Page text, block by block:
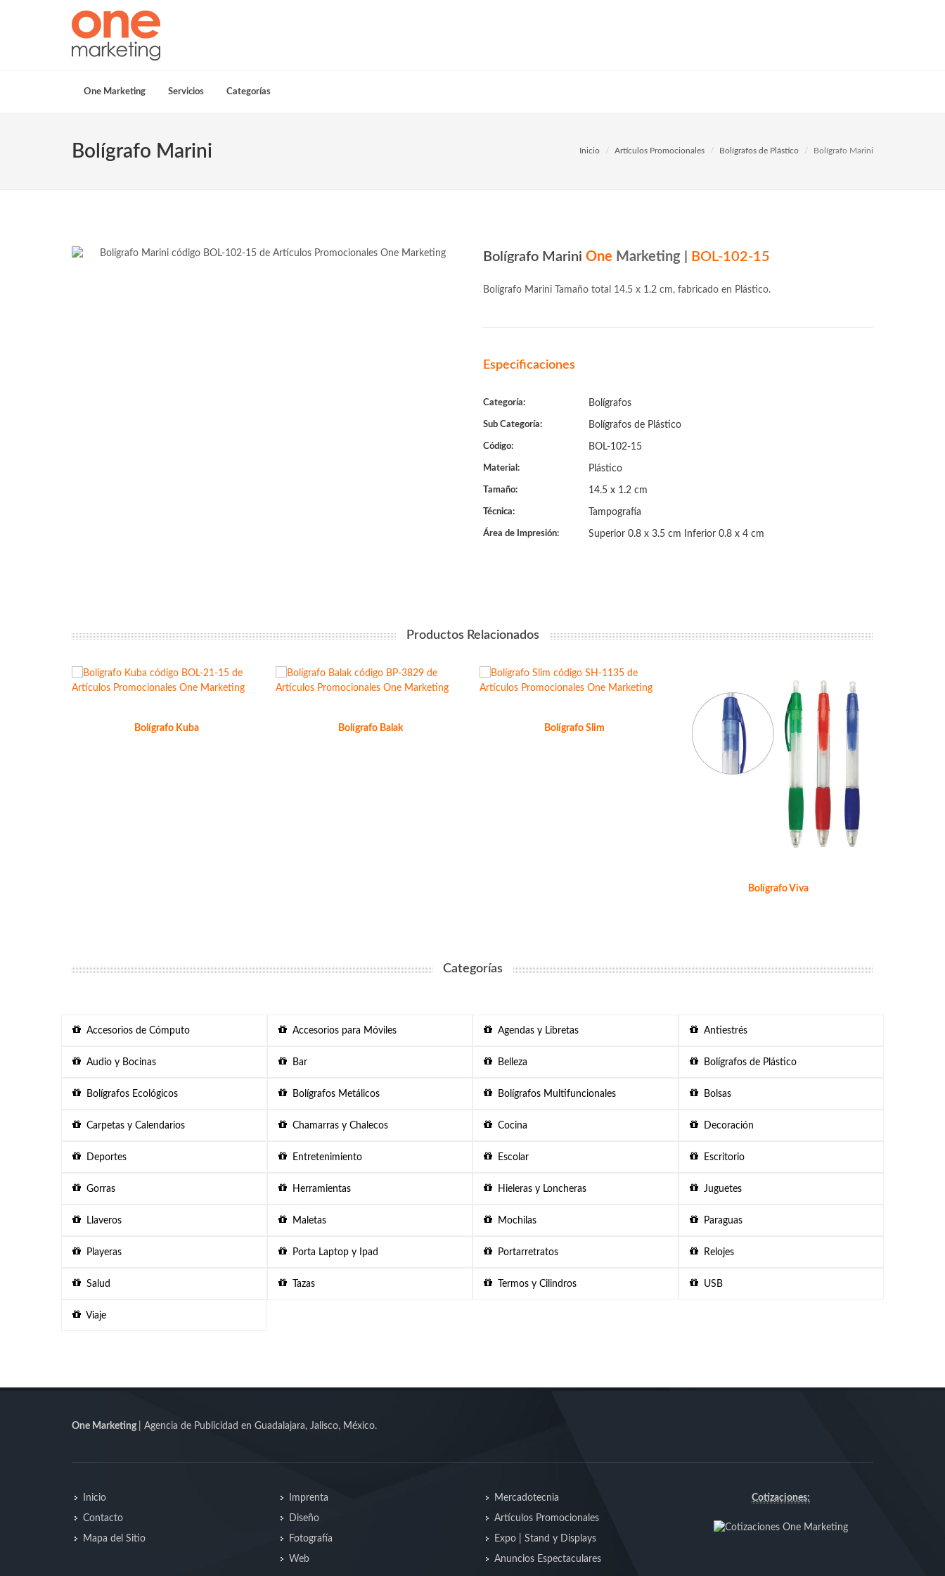
One Marketing Servicios Categorías
Bolígrafo Marini Inicio Artículos Promocionales Bolígrafos de Plástico Bolígrafo Marini
Bolígrafo Marini One Marketing BOL-102-15
Bolígrafo Marini Tamaño total 14.5 x 1.2 cm, fabricado en Plástico.
Especificaciones
Categoría: Bolígrafos
Sub Categoría: Bolígrafos de Plástico
Código: BOL-102-15
Material: Plástico
Tamaño: 14.5 x 1.2 cm
Técnica: Tampografía
Área de Impresión: Superior 0.8 x 3.5 cm Inferior 0.8 x 4 cm
Productos Relacionados
Bolígrafo Kuba Bolígrafo Balak Bolígrafo Slim
Bolígrafo Viva
Categorías
Accesorios de Cómputo Accesorios para Móviles Agendas y Libretas Antiestrés
Audio y Bocinas Bar Belleza Bolígrafos de Plástico
Bolígrafos Ecológicos Bolígrafos Metálicos Bolígrafos Multifuncionales Bolsas
Carpetas y Calendarios Chamarras y Chalecos Cocina Decoración
Deportes Entretenimiento Escolar Escritorio
Gorras Herramientas Hieleras y Loncheras Juguetes
Llaveros Maletas Mochilas Paraguas
Playeras Porta Laptop y Ipad Portarretratos Relojes
Salud Tazas Termos y Cilindros USB
Viaje
One Marketing | Agencia de Publicidad en Guadalajara, Jalisco, México.
Inicio
Contacto
Mapa del Sitio
Imprenta
Diseño
Fotografía
Web
Mercadotecnia
Artículos Promocionales
Expo | Stand y Displays
Anuncios Espectaculares
Cotizaciones: